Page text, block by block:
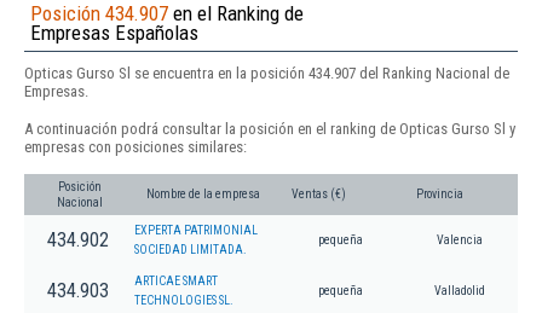
Posición 434.907 en el Ranking de
Empresas Españolas
Opticas Gurso Sl se encuentra en la posición 434.907 del Ranking Nacional de
Empresas.
A continuación podrá consultar la posición en el ranking de Opticas Gurso Sl y
empresas con posiciones similares:
Posición
Nacional
Nombre de la empresa Ventas (€) Provincia
434.902
EXPERTA PATRIMONIAL
SOCIEDAD LIMITADA.
pequeña Valencia
434.903
ARTICAE SMART
TECHNOLOGIES SL.
pequeña Valladolid